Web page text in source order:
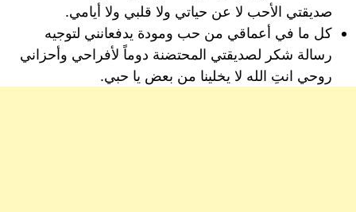
صديقتي الأحب لا عن حياتي ولا قلبي ولا أيامي.
كل ما في أعماقي من حب ومودة يدفعانني لتوجيه
رسالة شكر لصديقتي المحتضنة دوماً لأفراحي وأحزاني
روحي انتِ الله لا يخلينا من بعض يا حبي.